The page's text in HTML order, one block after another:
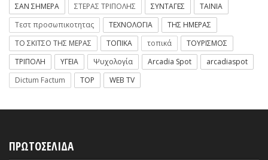
ΣΑΝ ΣΗΜΕΡΑ
ΣΤΕΡΑΣ ΤΡΙΠΟΛΗΣ ΣΥΝΤΑΓΕΣ
ΤΑΙΝΙΑ
Τεστ προσωπικοτητας
ΤΕΧΝΟΛΟΓΙΑ
ΤΗΣ ΗΜΕΡΑΣ
ΤΟ ΣΚΙΤΣΟ ΤΗΣ ΜΕΡΑΣ
ΤΟΠΙΚΑ τοπικά
ΤΟΥΡΙΣΜΟΣ
ΤΡΙΠΟΛΗ
ΥΓΕΙΑ Ψυχολογία Arcadia Spot
arcadiaspot
Dictum Factum
TOP WEB TV
ΠΡΩΤΟΣΕΛΙΔΑ